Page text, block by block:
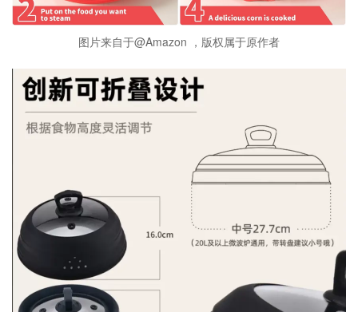
图片来自于@Amazon ，版权属于原作者